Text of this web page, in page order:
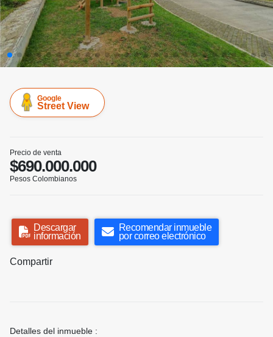
Google
Street View
Precio de venta
$690.000.000
Pesos Colombianos
Descargar
información
Recomendar inmueble
por correo electrónico
Compartir
Detalles del inmueble :